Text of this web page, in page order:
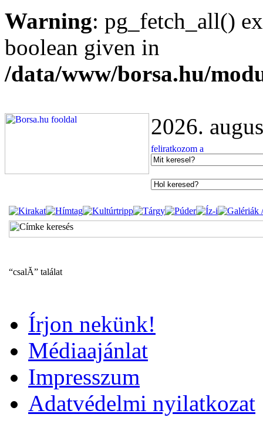
Warning: pg_fetch_all()
boolean given in
/data/www/borsa.hu/
2026.
“csalĂ” találat
Írjon nekünk!
Médiaajánlat
Impresszum
Adatvédelmi nyilatkozat